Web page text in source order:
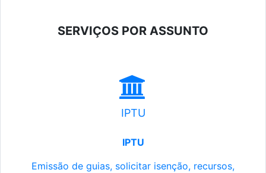
SERVIÇOS POR ASSUNTO
IPTU
IPTU
Emissão de guias, solicitar isenção, recursos,